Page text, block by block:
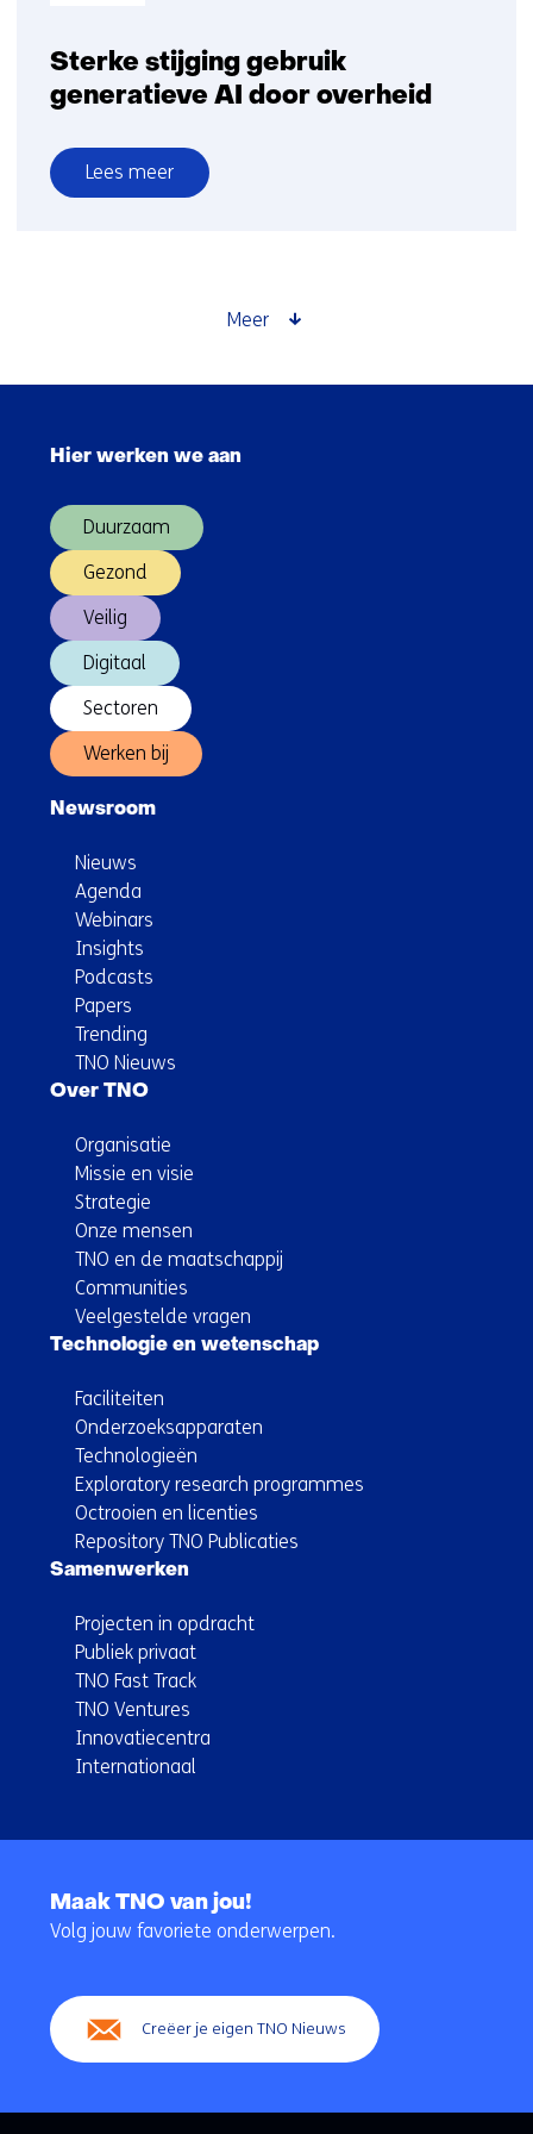
Sterke stijging gebruik
generatieve AI door overheid
Lees meer
over
Meer
Hier werken we aan
Duurzaam
Gezond
Veilig
Digitaal
Sectoren
Werken bij
Newsroom
Nieuws
Agenda
Webinars
Insights
Podcasts
Papers
Trending
TNO Nieuws
Over TNO
Organisatie
Missie en visie
Strategie
Onze mensen
TNO en de maatschappij
Communities
Veelgestelde vragen
Technologie en wetenschap
Faciliteiten
Onderzoeksapparaten
Technologieën
Exploratory research programmes
Octrooien en licenties
Repository TNO Publicaties
Samenwerken
Projecten in opdracht
Publiek privaat
TNO Fast Track
TNO Ventures
Innovatiecentra
Internationaal
navigatie
Maak TNO van jou!
Volg jouw favoriete onderwerpen.
Creëer je eigen TNO Nieuws